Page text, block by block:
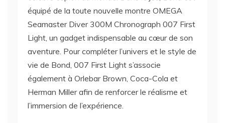
équipé de la toute nouvelle montre OMEGA
Seamaster Diver 300M Chronograph 007 First
Light, un gadget indispensable au cœur de son
aventure. Pour compléter l’univers et le style de
vie de Bond, 007 First Light s’associe
également à Orlebar Brown, Coca-Cola et
Herman Miller afin de renforcer le réalisme et
l’immersion de l’expérience.